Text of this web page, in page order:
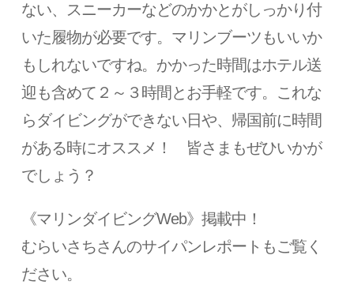
ない、スニーカーなどのかかとがしっかり付
いた履物が必要です。マリンブーツもいいか
もしれないですね。かかった時間はホテル送
迎も含めて２～３時間とお手軽です。これな
らダイビングができない日や、帰国前に時間
がある時にオススメ！ 皆さまもぜひいかが
でしょう？
《マリンダイビングWeb》掲載中！
むらいさちさんのサイパンレポートもご覧く
ださい。